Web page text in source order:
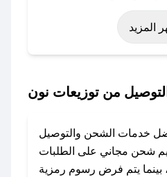
الجمعة البيضاء (شهر
الوطني، يوم التأسيس، أو
حتى عروض خاصة أخرى.
يمكنك العثور بسهولة على
تويتر أو البريد الإلكتروني
لإضافته بسرعة.
المزيد
من توزيعات نون
خدمات الشحن والتوصيل
شحن مجاني على الطلبات
بينما يتم فرض رسوم رمزية